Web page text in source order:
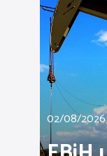
02/08/2026